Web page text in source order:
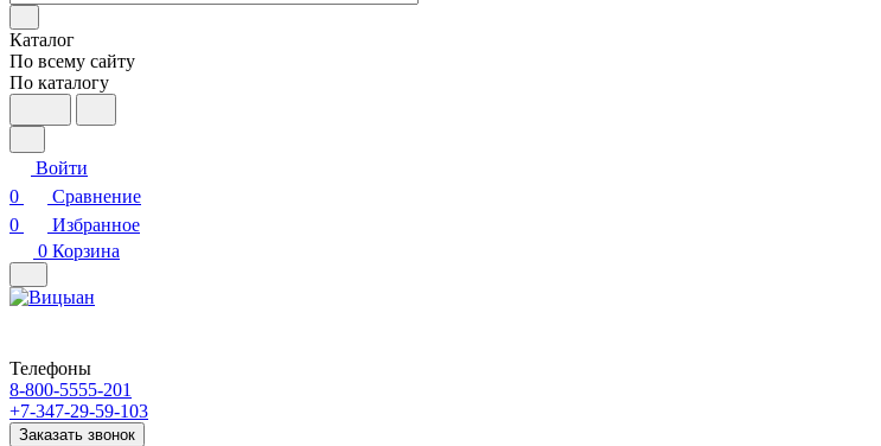
Каталог
По всему сайту
По каталогу
Войти
0
Сравнение
0
Избранное
0 Корзина
Телефоны
8-800-5555-201
+7-347-29-59-103
Заказать звонок